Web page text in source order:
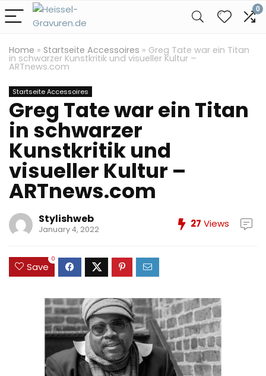
0
Home » Startseite Accessoires » Greg Tate war ein Titan
in schwarzer Kunstkritik und visueller Kultur –
ARTnews.com
Startseite Accessoires
Greg Tate war ein Titan
in schwarzer
Kunstkritik und
visueller Kultur –
ARTnews.com
Stylishweb
January 4, 2022 27 Views
Save
0